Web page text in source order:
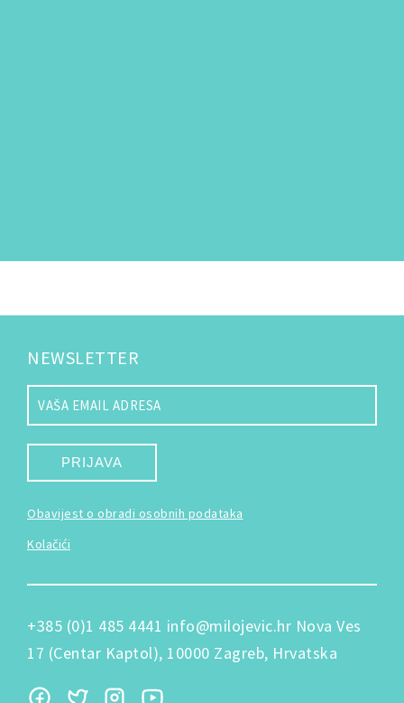
NEWSLETTER
PRIJAVA
Obavijest o obradi osobnih podataka
Kolačići
+385 (0)1 485 4441 info@milojevic.hr Nova Ves
17 (Centar Kaptol), 10000 Zagreb, Hrvatska